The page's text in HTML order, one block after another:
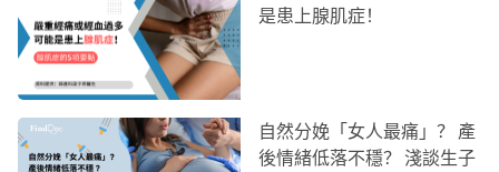
是患上腺肌症！
自然分娩「女人最痛」？ 產
後情緒低落不穩？ 淺談生子